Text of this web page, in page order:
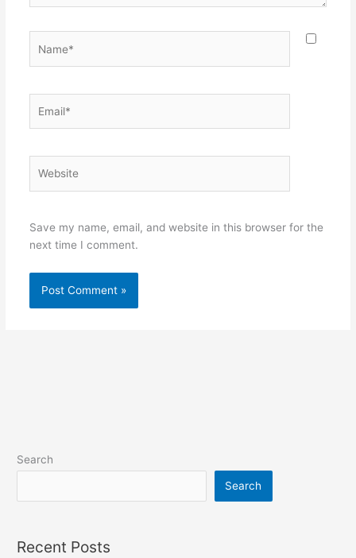
Save my name, email, and website in this browser for the
next time I comment.
Search
Search
Recent Posts